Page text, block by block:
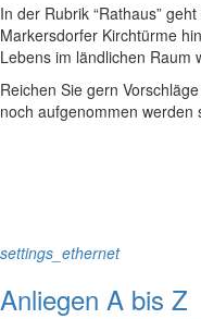
In der Rubrik “Rathaus”
Markersdorfer Kirchtürme
Lebens im ländlichen Raum
Reichen Sie gern
noch aufgenommen werden
settings_ethernet
Anliegen A bis Z